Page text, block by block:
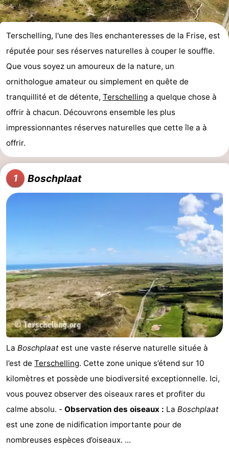
Kaap
West
-
Résidence
Terschelling
-
Strandappartementen
West
Terschelling
Tjermelân
Campings
Chambre
d'hôtes
Chaumières
De
Riesen
-
Elements
-
Last
minutes
Plages
Voir
et
Lieux
Musées
-
Églises
-
Terschelling, l'une des îles enchanteresses de la Frise, est
réputée pour ses réserves naturelles à couper le souffle.
Que vous soyez un amoureux de la nature, un
ornithologue amateur ou simplement en quête de
tranquillité et de détente, Terschelling a quelque chose à
offrir à chacun. Découvrons ensemble les plus
impressionnantes réserves naturelles que cette île a à
offrir.
1 Boschplaat
La Boschplaat est une vaste réserve naturelle située à
l’est de Terschelling. Cette zone unique s’étend sur 10
kilomètres et possède une biodiversité exceptionnelle. Ici,
vous pouvez observer des oiseaux rares et profiter du
calme absolu. - Observation des oiseaux : La Boschplaat
est une zone de nidification importante pour de
nombreuses espèces d’oiseaux. ...